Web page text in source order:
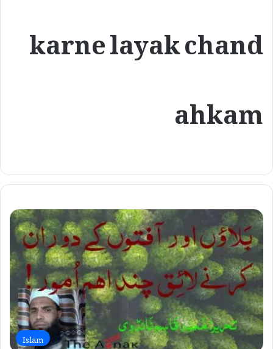
karne layak chand
ahkam
Islam